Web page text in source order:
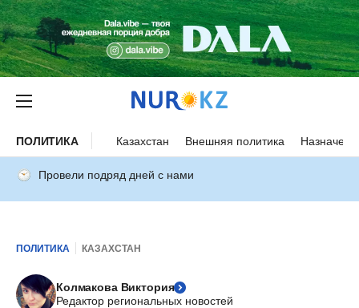
ПОЛИТИКА Казахстан Внешняя политика
Провели подряд дней с нами
ПОЛИТИКА КАЗАХСТАН
Колмакова Виктория
Редактор региональных новостей